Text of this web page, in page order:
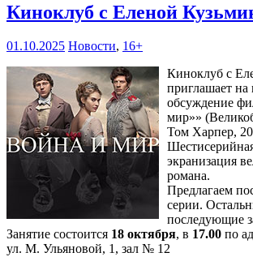
Киноклуб с Еленой
01.10.2025 Новости, 16+
Киноклуб с
приглашает на
обсуждение
мир»»
Том Харпер,
экранизация
романа.
Предлагаем
серии.
последующие
Занятие состоится 18 октября, в 17.00 по
ул. М. Ульяновой, 1, зал № 12